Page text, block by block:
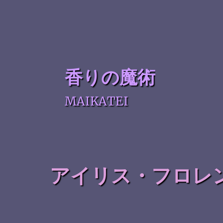
香りの魔術
MAIKATEI
アイリス・フロレ